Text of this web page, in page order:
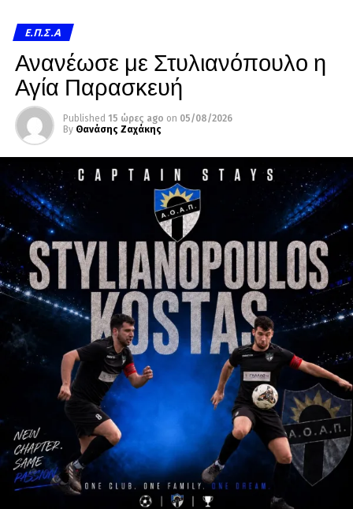
Ε.Π.Σ.Α
Ανανέωσε με Στυλιανόπουλο η
Αγία Παρασκευή
Published 15 ώρες ago on 05/08/2026
By Θανάσης Ζαχάκης